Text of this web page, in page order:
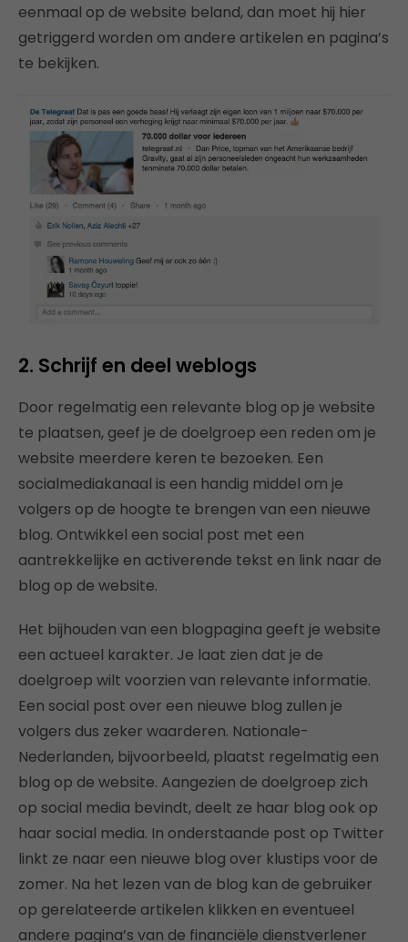
eenmaal op de website beland, dan moet hij hier
getriggerd worden om andere artikelen en pagina’s
te bekijken.
2. Schrijf en deel weblogs
Door regelmatig een relevante blog op je website
te plaatsen, geef je de doelgroep een reden om je
website meerdere keren te bezoeken. Een
socialmediakanaal is een handig middel om je
volgers op de hoogte te brengen van een nieuwe
blog. Ontwikkel een social post met een
aantrekkelijke en activerende tekst en link naar de
blog op de website.
Het bijhouden van een blogpagina geeft je website
een actueel karakter. Je laat zien dat je de
doelgroep wilt voorzien van relevante informatie.
Een social post over een nieuwe blog zullen je
volgers dus zeker waarderen. Nationale-
Nederlanden, bijvoorbeeld, plaatst regelmatig een
blog op de website. Aangezien de doelgroep zich
op social media bevindt, deelt ze haar blog ook op
haar social media. In onderstaande post op Twitter
linkt ze naar een nieuwe blog over klustips voor de
zomer. Na het lezen van de blog kan de gebruiker
op gerelateerde artikelen klikken en eventueel
andere pagina’s van de financiële dienstverlener